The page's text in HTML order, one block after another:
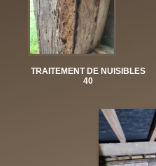
TRAITEMENT DE NUISIBLES
40